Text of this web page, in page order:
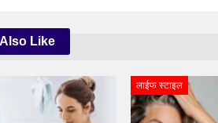
Like
लाईफ स्टाइल